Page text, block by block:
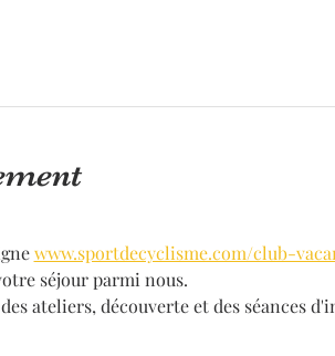
www.sportdecyclisme.com/club-
séjour parmi nous.
ateliers, découverte et des séances